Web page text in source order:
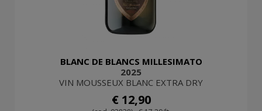
BLANC DE BLANCS MILLESIMATO
2025
VIN MOUSSEUX BLANC EXTRA DRY
€ 12,90